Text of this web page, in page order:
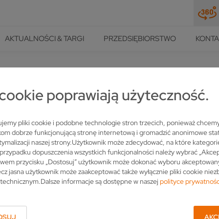
poprawiają użyteczność.
pliki cookie i podobne technologie stron trzecich, ponieważ
dobrze funkcjonującą stronę internetową i gromadzić anonimowe
naszej strony.Użytkownik może zdecydować, na które
dopuszczenia wszystkich funkcjonalności należy wybrać
przycisku „Dostosuj” użytkownik może dokonać wyboru
jasna użytkownik może zaakceptować także wyłącznie pliki cookie
informacje są dostępne w naszej polityce
AKTUALNOŚCI & TARGI PRZEDSIĘBIORSTWO
ŻÓŁTYM
ultraprecyzyjne tarcze do pilarek oraz narzędzia specjalne, takie
które bazują na cięciu metali, na całym świecie – przede
Firma wykorzystuje szereg maszyn
do produkcji
VOLLMER
–